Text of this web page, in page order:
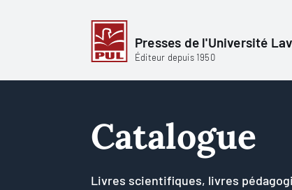
Presses de l'Université
Éditeur depuis 1950
Catalogue
Livres scientifiques, livres